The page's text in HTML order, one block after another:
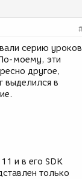
серию уроков
моему, эти
другое,
выделился в
и в его SDK
только